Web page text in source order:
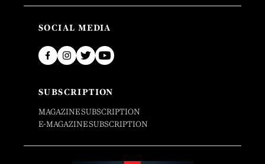
SOCIAL MEDIA
SUBSCRIPTION
MAGAZINE SUBSCRIPTION
E-MAGAZINE SUBSCRIPTION